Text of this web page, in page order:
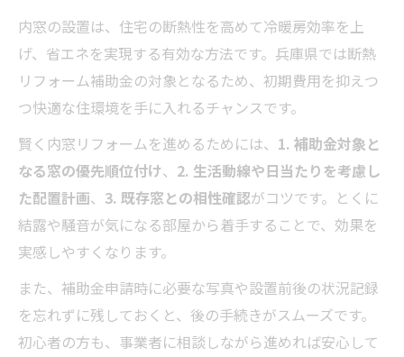
内窓の設置は、住宅の断熱性を高めて冷暖房効率を上
げ、省エネを実現する有効な方法です。兵庫県では断熱
リフォーム補助金の対象となるため、初期費用を抑えつ
つ快適な住環境を手に入れるチャンスです。
賢く内窓リフォームを進めるためには、 1. 補助金対象と
なる窓の優先順位付け、 2. 生活動線や日当たりを考慮し
た配置計画、 3. 既存窓との相性確認がコツです。とくに
結露や騒音が気になる部屋から着手することで、効果を
実感しやすくなります。
また、補助金申請時に必要な写真や設置前後の状況記録
を忘れずに残しておくと、後の手続きがスムーズです。
初心者の方も、事業者に相談しながら進めれば安心して